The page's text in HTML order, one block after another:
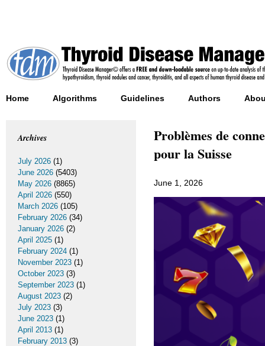
Home Algorithms Guidelines Authors
Problèmes de
pour la Suisse
June 1, 2026
Archives
July 2026 (1)
June 2026 (5403)
May 2026 (8865)
April 2026 (550)
March 2026 (105)
February 2026 (34)
January 2026 (2)
April 2025 (1)
February 2024 (1)
November 2023 (1)
October 2023 (3)
September 2023 (1)
August 2023 (2)
July 2023 (3)
June 2023 (1)
April 2013 (1)
February 2013 (3)